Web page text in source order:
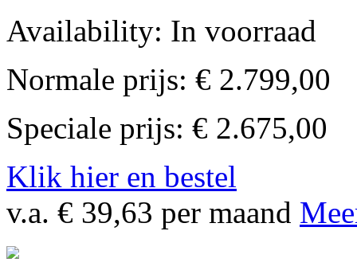
Availability: In voorraad
Normale prijs: € 2.799,00
Speciale prijs: € 2.675,00
Klik hier en bestel
v.a. € 39,63 per maand